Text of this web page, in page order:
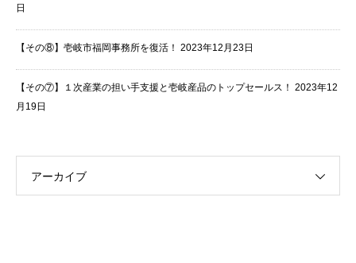
日
【その⑧】壱岐市福岡事務所を復活！ 2023年12月23日
【その⑦】１次産業の担い手支援と壱岐産品のトップセールス！ 2023年12
月19日
アーカイブ